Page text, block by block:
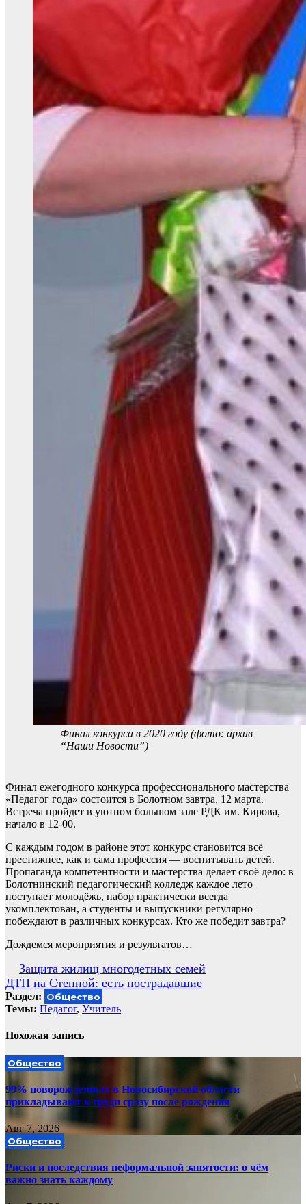
Финал конкурса в 2020 году (фото: архив
“Наши Новости”)
Финал ежегодного конкурса профессионального мастерства
«Педагог года» состоится в Болотном завтра, 12 марта.
Встреча пройдет в уютном большом зале РДК им. Кирова,
начало в 12-00.
С каждым годом в районе этот конкурс становится всё
престижнее, как и сама профессия — воспитывать детей.
Пропаганда компетентности и мастерства делает своё дело: в
Болотнинский педагогический колледж каждое лето
поступает молодёжь, набор практически всегда
укомплектован, а студенты и выпускники регулярно
побеждают в различных конкурсах. Кто же победит завтра?
Дождемся мероприятия и результатов…
Навигация
по
записям
Защита жилищ многодетных семей
ДТП на Степной: есть пострадавшие
Раздел: Общество
Темы: Педагог, Учитель
Похожая запись
Общество
99% новорожденных в Новосибирской области
прикладывают к груди сразу после рождения
Авг 7, 2026
Общество
Риски и последствия неформальной занятости: о чём
важно знать каждому